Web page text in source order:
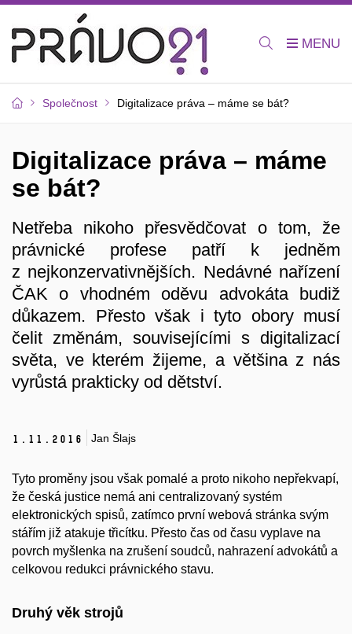
Společnost Digitalizace práva – máme se bát?
Digitalizace práva – máme
se bát?
Netřeba nikoho přesvědčovat o tom, že
právnické profese patří k jedněm
z nejkonzervativnějších. Nedávné nařízení
ČAK o vhodném oděvu advokáta budiž
důkazem. Přesto však i tyto obory musí
čelit změnám, souvisejícími s digitalizací
světa, ve kterém žijeme, a většina z nás
vyrůstá prakticky od dětství.
1. 11. 2016 Jan Šlajs
Tyto proměny jsou však pomalé a proto nikoho nepřekvapí,
že česká justice nemá ani centralizovaný systém
elektronických spisů, zatímco první webová stránka svým
stářím již atakuje třicítku. Přesto čas od času vyplave na
povrch myšlenka na zrušení soudců, nahrazení advokátů a
celkovou redukci právnického stavu.
Druhý věk strojů